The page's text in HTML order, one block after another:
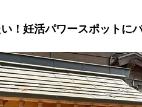
！妊活パワースポットに